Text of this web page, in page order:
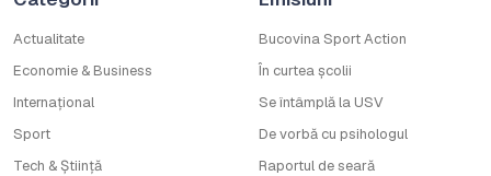
Actualitate
Economie & Business
Internațional
Sport
Tech & Știință
Bucovina Sport Action
În curtea școlii
Se întâmplă la USV
De vorbă cu psihologul
Raportul de seară